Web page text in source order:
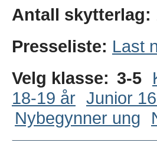
Antall skytterlag:
Presseliste: Last
Velg klasse: 3-5
18-19 år Junior
Nybegynner ung